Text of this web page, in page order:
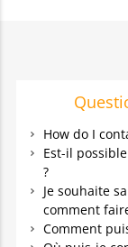
How do I
Est-il
?
Je souhaite
comment
Comment